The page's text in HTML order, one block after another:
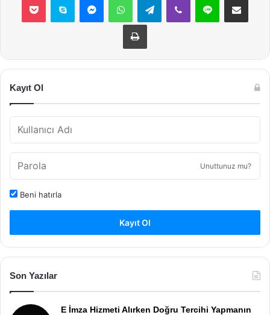
Yazdır
Kayıt Ol
Unuttunuz mu?
Beni hatırla
Kayıt Ol
Son Yazılar
E İmza Hizmeti Alırken Doğru Tercihi Yapmanın